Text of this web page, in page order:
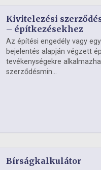
Kivitelezési
– építkezésekhez
Az építési engedély vagy
bejelentés alapján végzett
tevékenységekre
szerződésmin...
Bírságkalkulátor